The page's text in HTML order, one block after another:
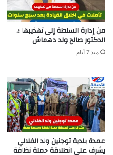
من إدارة السلطة إلى تهذيبها ؛.
الدكتور صالح ولد دهماش
منذ 7 أيام
عمدة بلدية توجنين ولد الفلالي
يشرف على انطلاقة حملة نظافة